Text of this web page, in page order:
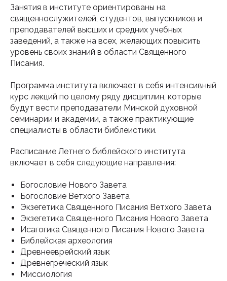
Занятия в институте ориентированы на
священнослужителей, студентов, выпускников и
преподавателей высших и средних учебных
заведений, а также на всех, желающих повысить
уровень своих знаний в области Священного
Писания.
Программа института включает в себя интенсивный
курс лекций по целому ряду дисциплин, которые
будут вести преподаватели Минской духовной
семинарии и академии, а также практикующие
специалисты в области библеистики.
Расписание Летнего библейского института
включает в себя следующие направления:
Богословие Нового Завета
Богословие Ветхого Завета
Экзегетика Священного Писания Ветхого Завета
Экзегетика Священного Писания Нового Завета
Исагогика Священного Писания Нового Завета
Библейская археология
Древнееврейский язык
Древнегреческий язык
Миссиология